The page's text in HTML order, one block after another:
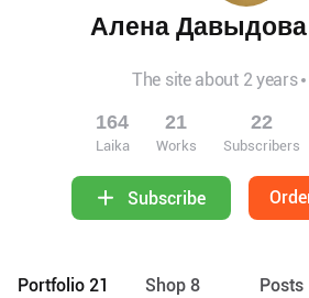
Алена
The site about 2 years
164
Laika
21
Works
22
Subscribers
Subscribe
Portfolio 21 Shop 8 Posts